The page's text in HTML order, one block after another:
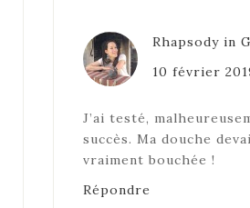
Rhapsody in
10 février
J’ai testé,
succès. Ma douche
vraiment bouchée !
Répondre